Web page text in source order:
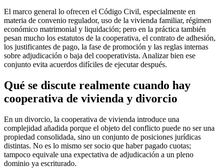
El marco general lo ofrecen el Código Civil, especialmente en
materia de convenio regulador, uso de la vivienda familiar, régimen
económico matrimonial y liquidación; pero en la práctica también
pesan mucho los estatutos de la cooperativa, el contrato de adhesión,
los justificantes de pago, la fase de promoción y las reglas internas
sobre adjudicación o baja del cooperativista. Analizar bien ese
conjunto evita acuerdos difíciles de ejecutar después.
Qué se discute realmente cuando hay
cooperativa de vivienda y divorcio
En un divorcio, la cooperativa de vivienda introduce una
complejidad añadida porque el objeto del conflicto puede no ser una
propiedad consolidada, sino un conjunto de posiciones jurídicas
distintas. No es lo mismo ser socio que haber pagado cuotas;
tampoco equivale una expectativa de adjudicación a un pleno
dominio ya escriturado.